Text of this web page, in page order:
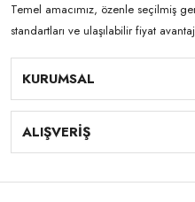
Temel amacımız, özenle seçilmiş
standartları ve ulaşılabilir fiyat
KURUMSAL
ALIŞVERİŞ